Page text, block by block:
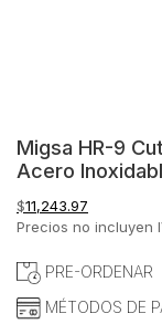
Migsa HR-9
Acero
$11,243.97
Precios no incluyen
PRE-ORDENAR
MÉTODOS DE